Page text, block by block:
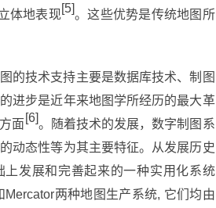
体地表现[5]。这些优势是传统地图所
的技术支持主要是数据库技术、制图
进步是近年来地图学所经历的最大革
面 [6]。随着技术的发展，数字制图系
动态性等为其主要特征。从发展历史
发展和完善起来的一种实用化系统
两种地图生产系统, 它们均由